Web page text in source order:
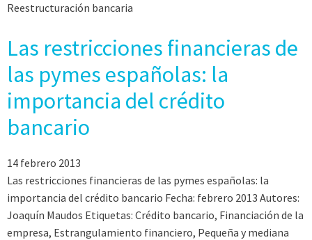
Reestructuración bancaria
Las restricciones financieras de
las pymes españolas: la
importancia del crédito
bancario
14 febrero 2013
Las restricciones financieras de las pymes españolas: la
importancia del crédito bancario Fecha: febrero 2013 Autores:
Joaquín Maudos Etiquetas: Crédito bancario, Financiación de la
empresa, Estrangulamiento financiero, Pequeña y mediana